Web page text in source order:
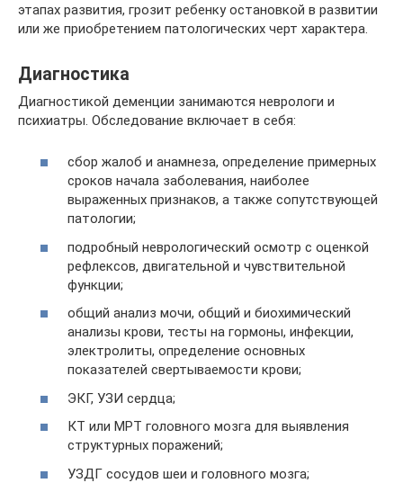
этапах развития, грозит ребенку остановкой в развитии
или же приобретением патологических черт характера.
Диагностика
Диагностикой деменции занимаются неврологи и
психиатры. Обследование включает в себя:
сбор жалоб и анамнеза, определение примерных
сроков начала заболевания, наиболее
выраженных признаков, а также сопутствующей
патологии;
подробный неврологический осмотр с оценкой
рефлексов, двигательной и чувствительной
функции;
общий анализ мочи, общий и биохимический
анализы крови, тесты на гормоны, инфекции,
электролиты, определение основных
показателей свертываемости крови;
ЭКГ, УЗИ сердца;
КТ или МРТ головного мозга для выявления
структурных поражений;
УЗДГ сосудов шеи и головного мозга;